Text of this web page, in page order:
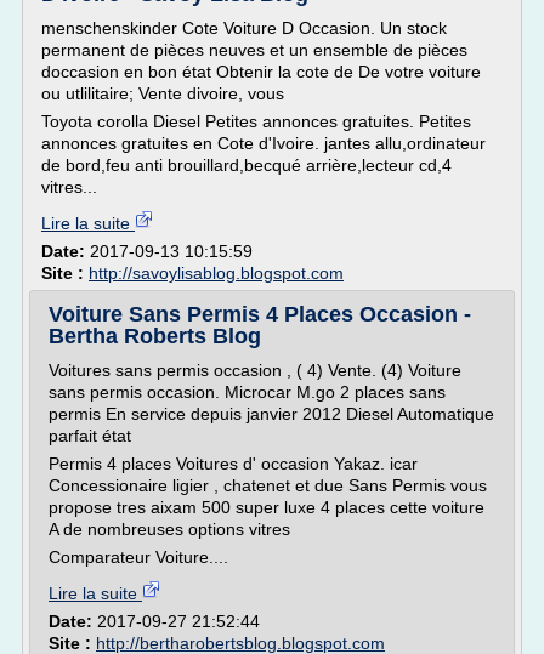
menschenskinder Cote Voiture D Occasion. Un stock
permanent de pièces neuves et un ensemble de pièces
doccasion en bon état Obtenir la cote de De votre voiture
ou utlilitaire; Vente divoire, vous
Toyota corolla Diesel Petites annonces gratuites. Petites
annonces gratuites en Cote d'Ivoire. jantes allu,ordinateur
de bord,feu anti brouillard,becqué arrière,lecteur cd,4
vitres...
Lire la suite
Date: 2017-09-13 10:15:59
Site : http://savoylisablog.blogspot.com
Voiture Sans Permis 4 Places Occasion -
Bertha Roberts Blog
Voitures sans permis occasion , ( 4) Vente. (4) Voiture
sans permis occasion. Microcar M.go 2 places sans
permis En service depuis janvier 2012 Diesel Automatique
parfait état
Permis 4 places Voitures d' occasion Yakaz. icar
Concessionaire ligier , chatenet et due Sans Permis vous
propose tres aixam 500 super luxe 4 places cette voiture
A de nombreuses options vitres
Comparateur Voiture....
Lire la suite
Date: 2017-09-27 21:52:44
Site : http://bertharobertsblog.blogspot.com